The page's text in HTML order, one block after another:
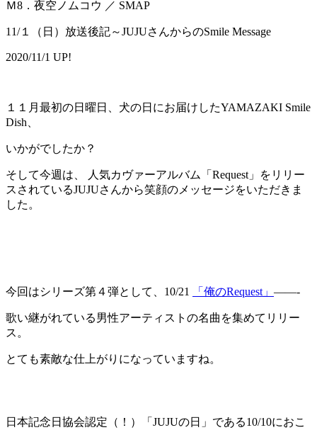
Ｍ8．夜空ノムコウ ／ SMAP
11/１（日）放送後記～JUJUさんからのSmile Message
2020/11/1 UP!
１１月最初の日曜日、犬の日にお届けしたYAMAZAKI Smile
Dish、
いかがでしたか？
そして今週は、 人気カヴァーアルバム「Request」をリリー
スされているJUJUさんから笑顔のメッセージをいただきま
した。
今回はシリーズ第４弾として、10/21 「俺のRequest」 ——-
歌い継がれている男性アーティストの名曲を集めてリリー
ス。
とても素敵な仕上がりになっていますね。
日本記念日協会認定（！）「JUJUの日」である10/10におこ